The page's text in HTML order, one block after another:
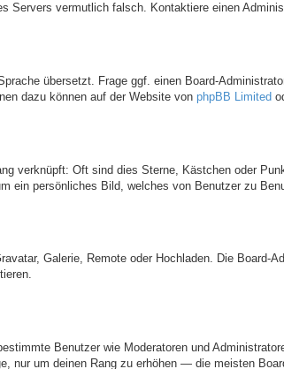
vermutlich falsch. Kontaktiere einen
übersetzt. Frage ggf. einen Board-
dazu können auf der Website von phpBB Limited
verknüpft: Oft sind dies Sterne, Kästchen oder
ein persönliches Bild, welches von Benutzer zu
Galerie, Remote oder Hochladen. Die Board-
Benutzer wie Moderatoren und
nur um deinen Rang zu erhöhen — die meisten